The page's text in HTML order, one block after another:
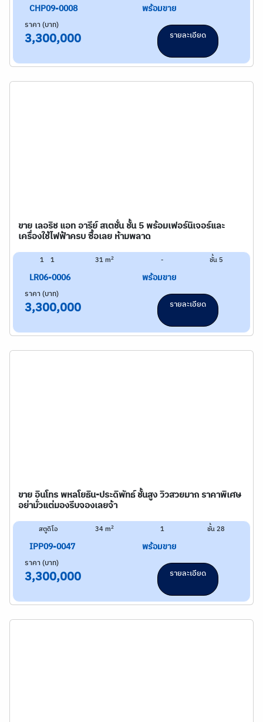
CHP09-0008 พร้อมขาย
ราคา (บาท)
3,300,000 รายละเอียด
ขาย เลอริช แอท อารีย์ สเตชั่น ชั้น 5 พร้อมเฟอร์นิเจอร์และ
เครื่องใช้ไฟฟ้าครบ ซื้อเลย ห้ามพลาด
1 1 31 m2 - ชั้น 5
LR06-0006 พร้อมขาย
ราคา (บาท)
3,300,000 รายละเอียด
ขาย อินโทร พหลโยธิน-ประดิพัทธ์ ชั้นสูง วิวสวยมาก ราคาพิเศษ
อย่ามั่วแต่มองรีบจองเลยจ้า
สตูดิโอ 34 m2 1 ชั้น 28
IPP09-0047 พร้อมขาย
ราคา (บาท)
3,300,000 รายละเอียด